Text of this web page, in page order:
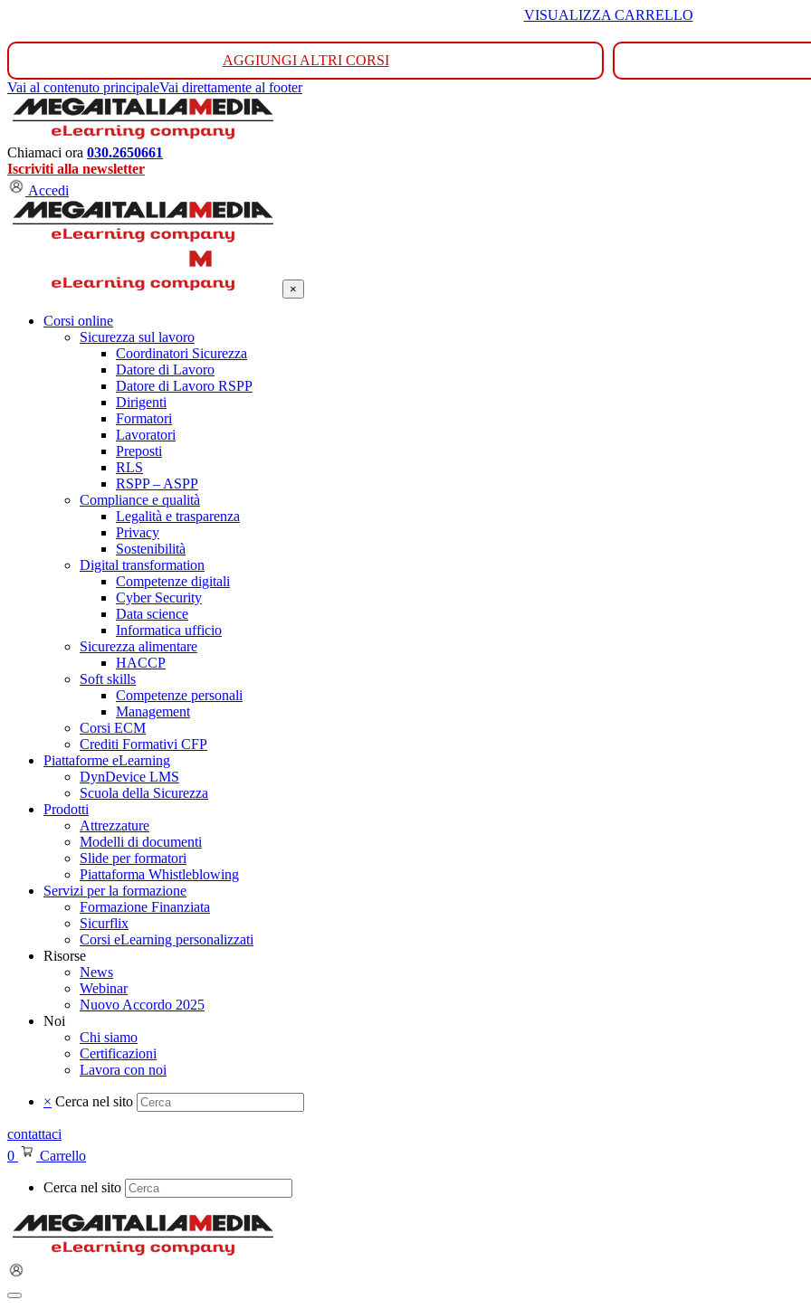
VISUALIZZA CARRELLO
AGGIUNGI ALTRI CORSI
Vai al contenuto principaleVai direttamente al footer
Chiamaci ora 030.2650661
Iscriviti alla newsletter
Accedi
×
Corsi online
Sicurezza sul lavoro
Coordinatori Sicurezza
Datore di Lavoro
Datore di Lavoro RSPP
Dirigenti
Formatori
Lavoratori
Preposti
RLS
RSPP – ASPP
Compliance e qualità
Legalità e trasparenza
Privacy
Sostenibilità
Digital transformation
Competenze digitali
Cyber Security
Data science
Informatica ufficio
Sicurezza alimentare
HACCP
Soft skills
Competenze personali
Management
Corsi ECM
Crediti Formativi CFP
Piattaforme eLearning
DynDevice LMS
Scuola della Sicurezza
Prodotti
Attrezzature
Modelli di documenti
Slide per formatori
Piattaforma Whistleblowing
Servizi per la formazione
Formazione Finanziata
Sicurflix
Corsi eLearning personalizzati
Risorse
News
Webinar
Nuovo Accordo 2025
Noi
Chi siamo
Certificazioni
Lavora con noi
× Cerca nel sito
contattaci
0
Carrello
Cerca nel sito